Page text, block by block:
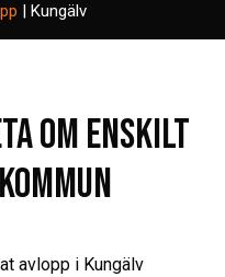
| Kungälv
OM ENSKILT
avlopp i Kungälv